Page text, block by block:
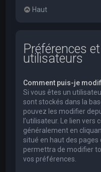
Haut
Préférences
utilisateurs
Comment puis-je
Si vous êtes un
sont stockés dans la
pouvez les modifier
l’utilisateur. Le lien vers
généralement en
situé en haut des
permettra de modifier
vos préférences.